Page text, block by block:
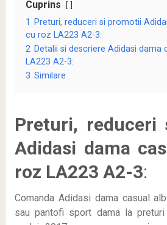
Cuprins
1
Preturi, reduceri si promotii
cu roz LA223 A2-3:
2 Detalii si descriere Adidasi dama
LA223 A2-3:
3 Similare
Preturi, reduceri
Adidasi dama
roz LA223 A2-3:
Comanda Adidasi dama casual
sau pantofi sport dama la